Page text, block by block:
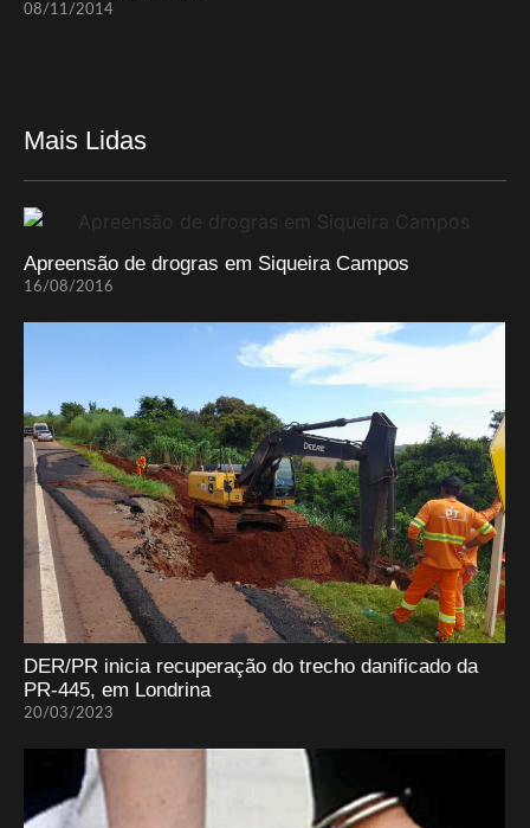
08/11/2014
Mais Lidas
Apreensão de drogras em Siqueira Campos
16/08/2016
DER/PR inicia recuperação do trecho danificado da
PR-445, em Londrina
20/03/2023